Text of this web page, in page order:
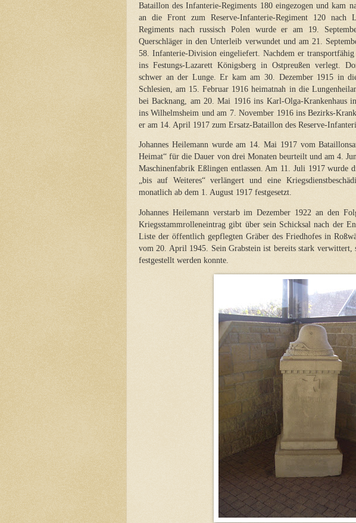
Bataillon des Infanterie-Regiments 180 eingezogen und kam
an die Front zum Reserve-Infanterie-Regiment 120 nach
Regiments nach russisch Polen wurde er am 19.
Querschläger in den Unterleib verwundet und am 21.
58. Infanterie-Division eingeliefert. Nachdem er
ins Festungs-Lazarett Königsberg in Ostpreußen verlegt.
schwer an der Lunge. Er kam am 30. Dezember 1915 in
Schlesien, am 15. Februar 1916 heimatnah in die
bei Backnang, am 20. Mai 1916 ins Karl-Olga-Krankenhaus
ins Wilhelmsheim und am 7. November 1916 ins Bezirks-
er am 14. April 1917 zum Ersatz-Bataillon des Reserve-
Johannes Heilemann wurde am 14. Mai 1917 vom
Heimat“ für die Dauer von drei Monaten beurteilt und am 4.
Maschinenfabrik Eßlingen entlassen. Am 11. Juli 1917 wurde
„bis auf Weiteres“ verlängert und eine
monatlich ab dem 1. August 1917 festgesetzt.
Johannes Heilemann verstarb im Dezember 1922 an den
Kriegsstammrolleneintrag gibt über sein Schicksal nach der
Liste der öffentlich gepflegten Gräber des Friedhofes in
vom 20. April 1945. Sein Grabstein ist bereits stark verwittert,
festgestellt werden konnte.